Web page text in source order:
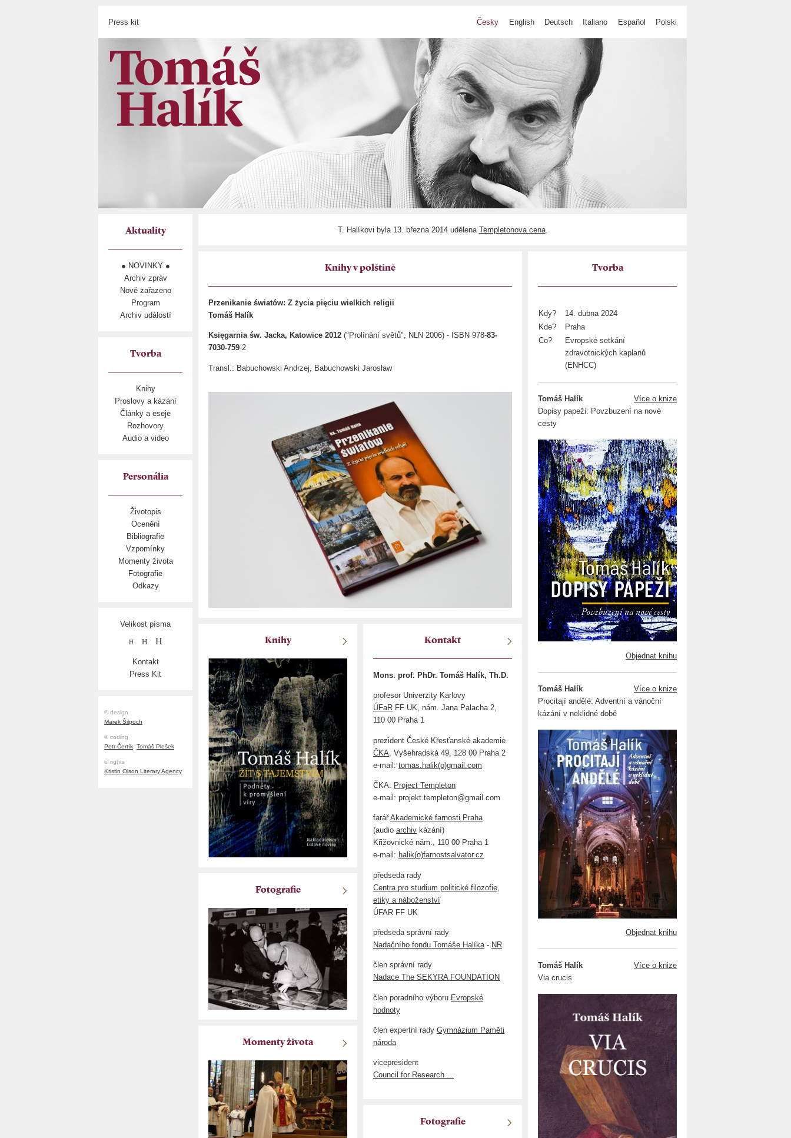
Press kit Česky English Deutsch Italiano Español Polski
Aktuality
● NOVINKY ●
Archiv zpráv
Nově zařazeno
Program
Archiv událostí
Tvorba
Knihy
Proslovy a kázání
Články a eseje
Rozhovory
Audio a video
Personália
Životopis
Ocenění
Bibliografie
Vzpomínky
Momenty života
Fotografie
Odkazy
Velikost písma
H H H
Kontakt
Press Kit
© design
Marek Šilpoch
© coding
Petr Čertík, Tomáš Plešek
© rights
Kristin Olson Literary Agency
T. Halíkovi byla 13. března 2014 udělena Templetonova cena.
Knihy v polštině
Przenikanie światów: Z życia pięciu wielkich religii
Tomáš Halík
Księgarnia św. Jacka, Katowice 2012 ("Prolínání světů", NLN 2006) - ISBN 978-83-
7030-759-2
Transl.: Babuchowski Andrzej, Babuchowski Jarosław
Tvorba
Kdy?
14. dubna 2024
Kde?
Praha
Co?
Evropské setkání
zdravotnických kaplanů
(ENHCC)
Tomáš Halík
Více o knize
Dopisy papeži: Povzbuzení na nové
cesty
Objednat knihu
Tomáš Halík
Více o knize
Procitají andělé: Adventní a vánoční
kázání v neklidné době
Objednat knihu
Tomáš Halík
Více o knize
Via crucis
Knihy Kontakt
Mons. prof. PhDr. Tomáš Halík, Th.D.
profesor Univerzity Karlovy
ÚFaR FF UK, nám. Jana Palacha 2,
110 00 Praha 1
prezident České Křesťanské akademie
ČKA , Vyšehradská 49, 128 00 Praha 2
e-mail: tomas.halik(o)gmail.com
ČKA: Project Templeton
e-mail: projekt.templeton@gmail.com
farářAkademické farnosti Praha
(audio archiv kázání)
Křižovnické nám., 110 00 Praha 1
e-mail: halik(o)farnostsalvator.cz
předseda rady
Centra pro studium politické filozofie,
etiky a náboženství
ÚFAR FF UK
předseda správní rady
Nadačního fondu Tomáše Halíka - NR
člen správní rady
Nadace The SEKYRA FOUNDATION
člen poradního výboru Evropské
hodnoty
člen expertní rady Gymnázium Paměti
národa
vicepresident
Council for Research ...
Fotografie
Momenty života
Fotografie